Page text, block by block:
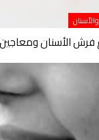
فرش الأسنان